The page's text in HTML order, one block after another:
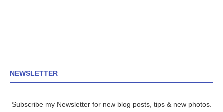
NEWSLETTER
Subscribe my Newsletter for new blog posts, tips & new photos.